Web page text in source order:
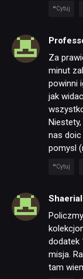
Cytuj
Za
minut
powinni
jak
nas doic
pomysl
Cytuj
Shaerial
dodatek
misja.
tam